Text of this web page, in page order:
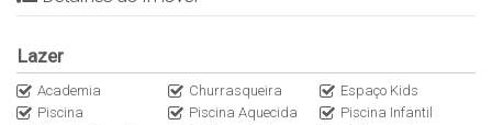
– ⁠Quadra esportiva
– ⁠Posição solar: Sul
– Área Privativa: 132m²
– Data de entrega: Set/25
Lazer
Academia Churrasqueira
Espaço Kids
Piscina
Piscina Aquecida
Piscina Infantil